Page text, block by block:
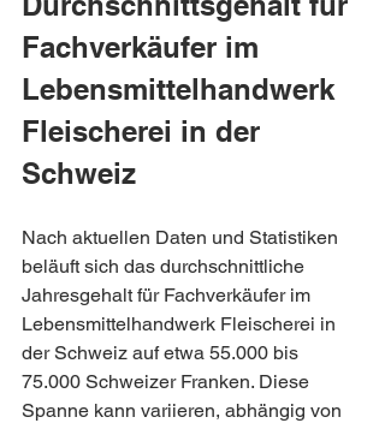
Fachverkäufer im
Lebensmittelhandwerk
Fleischerei in der
Schweiz
Nach aktuellen Daten und Statistiken
beläuft sich das durchschnittliche
Jahresgehalt für Fachverkäufer im
Lebensmittelhandwerk Fleischerei in
der Schweiz auf etwa 55.000 bis
75.000 Schweizer Franken. Diese
Spanne kann variieren, abhängig von